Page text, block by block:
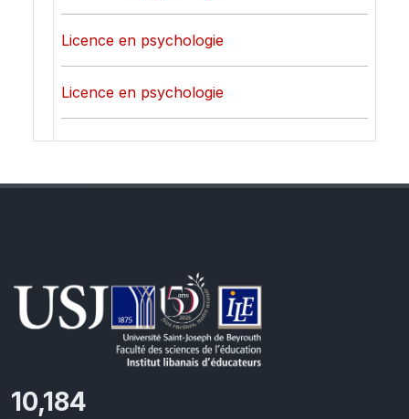
Licence en psychologie
Licence en psychologie
11,418